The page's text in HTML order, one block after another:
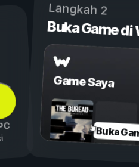
Langkah 2
Buka Game
Game Saya
Buka